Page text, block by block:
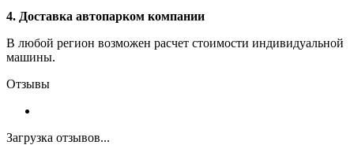
4. Доставка автопарком компании
В любой регион возможен расчет стоимости индивидуальной
машины.
Отзывы
Загрузка отзывов...